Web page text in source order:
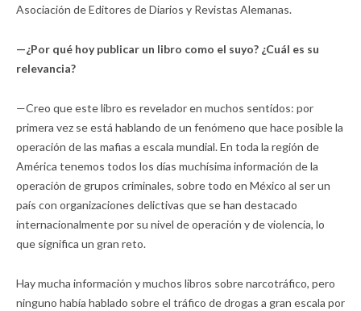
Asociación de Editores de Diarios y Revistas Alemanas.
—¿Por qué hoy publicar un libro como el suyo? ¿Cuál es su
relevancia?
—Creo que este libro es revelador en muchos sentidos: por
primera vez se está hablando de un fenómeno que hace posible la
operación de las mafias a escala mundial. En toda la región de
América tenemos todos los días muchísima información de la
operación de grupos criminales, sobre todo en México al ser un
país con organizaciones delictivas que se han destacado
internacionalmente por su nivel de operación y de violencia, lo
que significa un gran reto.
Hay mucha información y muchos libros sobre narcotráfico, pero
ninguno había hablado sobre el tráfico de drogas a gran escala por